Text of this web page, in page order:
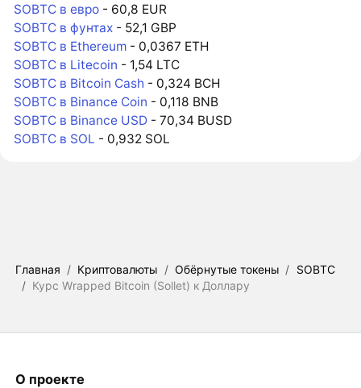
SOBTC в евро - 60,8 EUR
SOBTC в фунтах - 52,1 GBP
SOBTC в Ethereum - 0,0367 ETH
SOBTC в Litecoin - 1,54 LTC
SOBTC в Bitcoin Cash - 0,324 BCH
SOBTC в Binance Coin - 0,118 BNB
SOBTC в Binance USD - 70,34 BUSD
SOBTC в SOL - 0,932 SOL
Главная / Криптовалюты / Обёрнутые токены / SOBTC
/ Курс Wrapped Bitcoin (Sollet) к Доллару
О проекте